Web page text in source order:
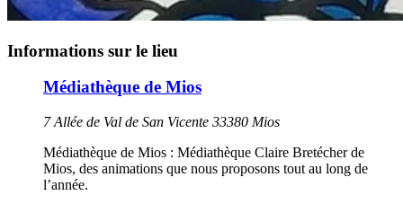
Informations sur le lieu
Médiathèque de Mios
7 Allée de Val de San Vicente 33380 Mios
Médiathèque de Mios : Médiathèque Claire Bretécher de
Mios, des animations que nous proposons tout au long de
l’année.